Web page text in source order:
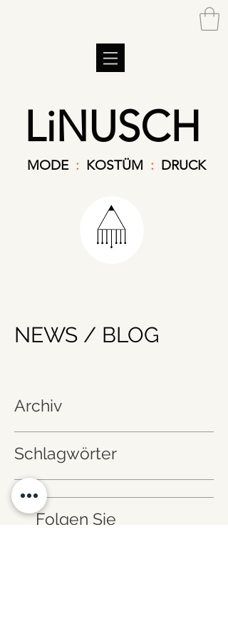
LiNUSCH
MODE : KOSTÜM : DRUCK
NEWS / BLOG
Archiv
Schlagwörter
Folgen Sie